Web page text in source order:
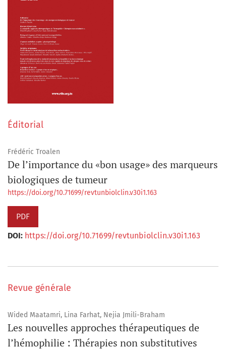
Éditorial
Frédéric Troalen
De l’importance du «bon usage» des marqueurs
biologiques de tumeur
https://doi.org/10.71699/revtunbiolclin.v30i1.163
PDF
DOI: https://doi.org/10.71699/revtunbiolclin.v30i1.163
Revue générale
Wided Maatamri, Lina Farhat, Nejia Jmili-Braham
Les nouvelles approches thérapeutiques de
l’hémophilie : Thérapies non substitutives